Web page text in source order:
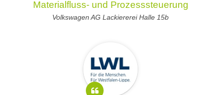
Materialfluss- und Prozesssteuerung
Volkswagen AG Lackiererei Halle 15b